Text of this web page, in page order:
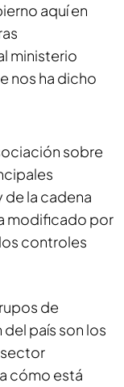
aquí en
ministerio
nos ha dicho
sobre
la cadena
modificado por
controles
de
país son los
sector
cómo está